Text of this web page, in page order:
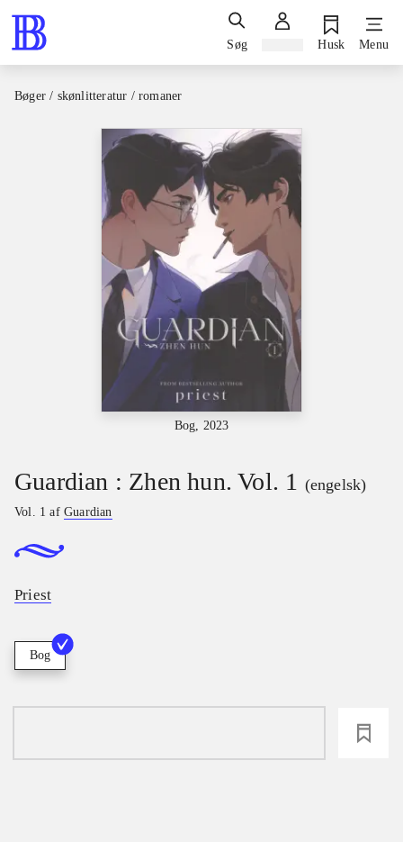
Søg Husk Menu
Bøger / skønlitteratur / romaner
Bog, 2023
Guardian : Zhen hun. Vol. 1 (engelsk)
Vol. 1 afGuardian
Priest
Bog